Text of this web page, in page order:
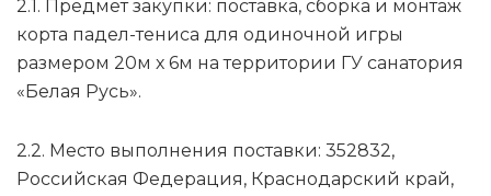
2.1. Предмет закупки: поставка, сборка и монтаж
корта падел-тениса для одиночной игры
размером 20м х 6м на территории ГУ санатория
«Белая Русь».
2.2. Место выполнения поставки: 352832,
Российская Федерация, Краснодарский край,